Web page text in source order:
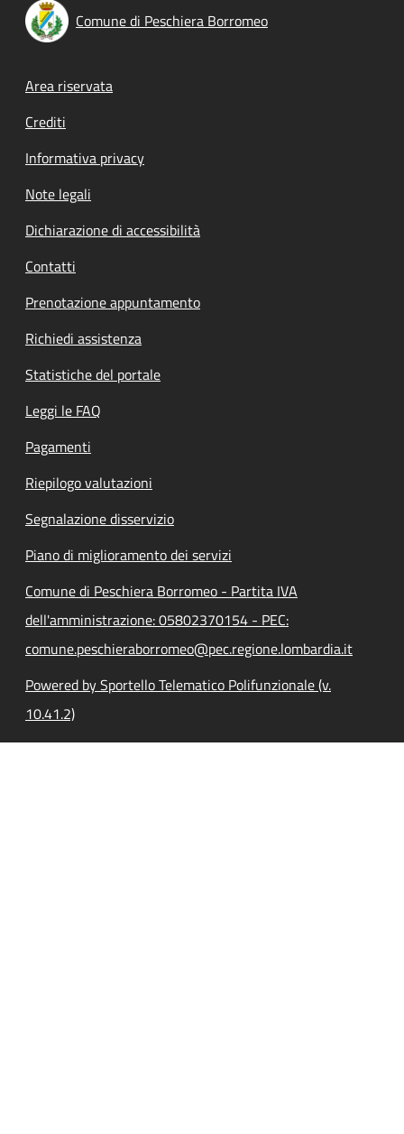
Comune di Peschiera Borromeo
Footer menu
Area riservata
Crediti
Informativa privacy
Note legali
Dichiarazione di accessibilità
Contatti
Prenotazione appuntamento
Richiedi assistenza
Statistiche del portale
Leggi le FAQ
Pagamenti
Riepilogo valutazioni
Segnalazione disservizio
Piano di miglioramento dei servizi
Comune di Peschiera Borromeo - Partita IVA
dell'amministrazione: 05802370154 - PEC:
comune.peschieraborromeo@pec.regione.lombardia.it
Powered by Sportello Telematico Polifunzionale (v.
10.41.2)